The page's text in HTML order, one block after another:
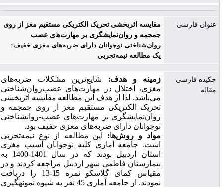
عنوان فارسی
مقایسه اثربخشی تحریک الکتریکی مستقیم مغز از روی
جمجمه و روان‌نمایشگری بر مهارت‌های عصب‌
روان‌شناختی نوجوانان دارای ضربه‌های مغزی خفیف:
یک مطالعه نیمه‌تجربی
چکیده فارسی
مقاله
زمینه و هدف:
شایع‌ترین مشکلات ضربه‌های
مغزی، اختلال در مهارت‌های عصب‌روان‌شناختی
می‌باشد. لذا از هدف این مطالعه مقایسه اثربخشی
تحریک الکتریکی مستقیم مغز از روی جمجمهو
روان‌نمایشگری بر مهارت‌های عصب-روان­شناختی
نوجوانان دارای ضربه‌های مغزیخفیف بود.
مواد و روش‌ها: اینمطالعه از نوع نیمه‌‌‌‌تجربی
است. جامعه آماری کلیه نوجوانان آسیب مغزی
استان
اردبیل بودند
که در سال 1401-1400 به
بیمارستان فاطمی شهر اردبیل مراجعه کردند و در
مقیاس کمای گلاسکو نمره 15-13 را دریافت
نمودند. از جامعه آماری 45 نفر به شیوه نمونه­گیری